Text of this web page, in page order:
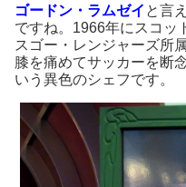
ゴードン・ラムゼイ と言
ですね。1966年にスコッ
スゴー・レンジャーズ所
膝を痛めてサッカーを断
いう異色のシェフです。